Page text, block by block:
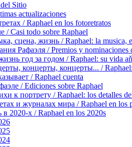
Sitio
actualizaciones
/ Raphael en los fotoretratos
/ Casi todo sobre Raphael
сцена, жизнь / Raphael: la musica,
Рафаэля / Premios y nominaciones
год за годом / Raphael: su vida
концерты, концерты... /
/ Raphael cuenta
/ Ediciones sobre Raphael
к портрету / Raphael: los detalles
и журналах мира / Raphael en los
в 2020-х / Raphael en los 2020s